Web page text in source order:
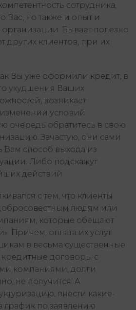
сотрудника,
Вас, но также и опыт и
Бывает полезно
других клиентов, при их
Вы уже оформили кредит, в
ухудшения Ваших
возникает
условий
очередь обратитесь в свою
Зачастую, они сами
Вам способ выхода из
Либо подскажут
действий.
с тем, что клиенты
людям или
которые обещают
Причем, оплата их услуг
в весьма существенные
договоры с
компаниями, долги
не получится. А
внести какие-
график по заявлению